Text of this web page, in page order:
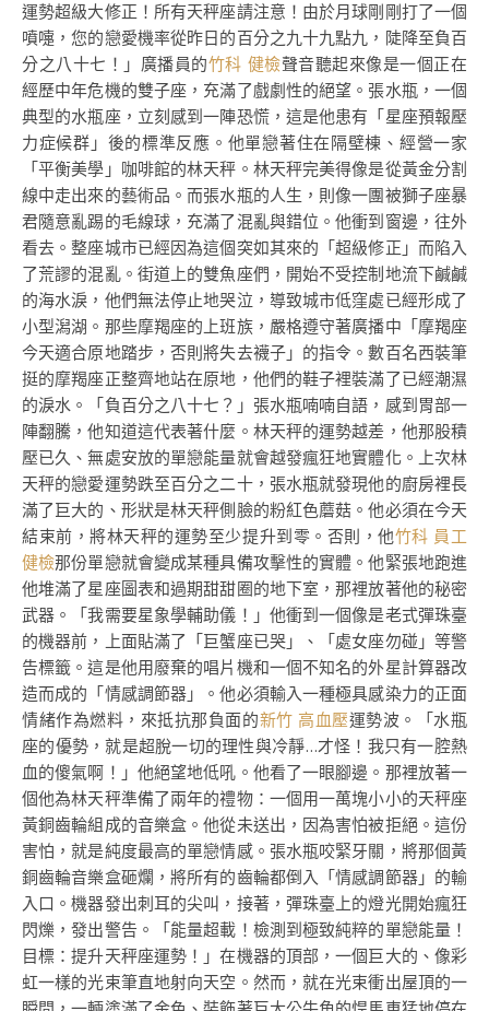
運勢超級大修正！所有天秤座請注意！由於月球剛剛打了一個
噴嚏，您的戀愛機率從昨日的百分之九十九點九，陡降至負百
分之八十七！」廣播員的竹科 健檢聲音聽起來像是一個正在
經歷中年危機的雙子座，充滿了戲劇性的絕望。張水瓶，一個
典型的水瓶座，立刻感到一陣恐慌，這是他患有「星座預報壓
力症候群」後的標準反應。他單戀著住在隔壁棟、經營一家
「平衡美學」咖啡館的林天秤。林天秤完美得像是從黃金分割
線中走出來的藝術品。而張水瓶的人生，則像一團被獅子座暴
君隨意亂踢的毛線球，充滿了混亂與錯位。他衝到窗邊，往外
看去。整座城市已經因為這個突如其來的「超級修正」而陷入
了荒謬的混亂。街道上的雙魚座們，開始不受控制地流下鹹鹹
的海水淚，他們無法停止地哭泣，導致城市低窪處已經形成了
小型潟湖。那些摩羯座的上班族，嚴格遵守著廣播中「摩羯座
今天適合原地踏步，否則將失去襪子」的指令。數百名西裝筆
挺的摩羯座正整齊地站在原地，他們的鞋子裡裝滿了已經潮濕
的淚水。「負百分之八十七？」張水瓶喃喃自語，感到胃部一
陣翻騰，他知道這代表著什麼。林天秤的運勢越差，他那股積
壓已久、無處安放的單戀能量就會越發瘋狂地實體化。上次林
天秤的戀愛運勢跌至百分之二十，張水瓶就發現他的廚房裡長
滿了巨大的、形狀是林天秤側臉的粉紅色蘑菇。他必須在今天
結束前，將林天秤的運勢至少提升到零。否則，他竹科 員工
健檢那份單戀就會變成某種具備攻擊性的實體。他緊張地跑進
他堆滿了星座圖表和過期甜甜圈的地下室，那裡放著他的秘密
武器。「我需要星象學輔助儀！」他衝到一個像是老式彈珠臺
的機器前，上面貼滿了「巨蟹座已哭」、「處女座勿碰」等警
告標籤。這是他用廢棄的唱片機和一個不知名的外星計算器改
造而成的「情感調節器」。他必須輸入一種極具感染力的正面
情緒作為燃料，來抵抗那負面的新竹 高血壓運勢波。「水瓶
座的優勢，就是超脫一切的理性與冷靜…才怪！我只有一腔熱
血的傻氣啊！」他絕望地低吼。他看了一眼腳邊。那裡放著一
個他為林天秤準備了兩年的禮物：一個用一萬塊小小的天秤座
黃銅齒輪組成的音樂盒。他從未送出，因為害怕被拒絕。這份
害怕，就是純度最高的單戀情感。張水瓶咬緊牙關，將那個黃
銅齒輪音樂盒砸爛，將所有的齒輪都倒入「情感調節器」的輸
入口。機器發出刺耳的尖叫，接著，彈珠臺上的燈光開始瘋狂
閃爍，發出警告。「能量超載！檢測到極致純粹的單戀能量！
目標：提升天秤座運勢！」在機器的頂部，一個巨大的、像彩
虹一樣的光束筆直地射向天空。然而，就在光束衝出屋頂的一